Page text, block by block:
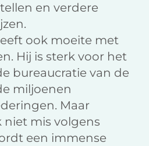
en verdere
ook moeite met
Hij is sterk voor het
bureaucratie van de
miljoenen
Maar
niet mis volgens
een immense